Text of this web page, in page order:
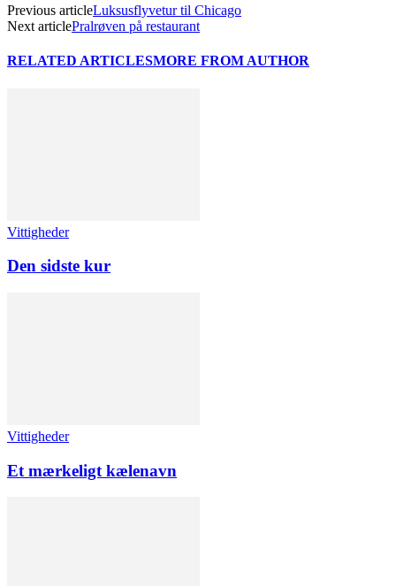
Previous articleLuksusflyvetur til Chicago
Next articlePralrøven på restaurant
RELATED ARTICLESMORE FROM AUTHOR
Vittigheder
Den sidste kur
Vittigheder
Et mærkeligt kælenavn